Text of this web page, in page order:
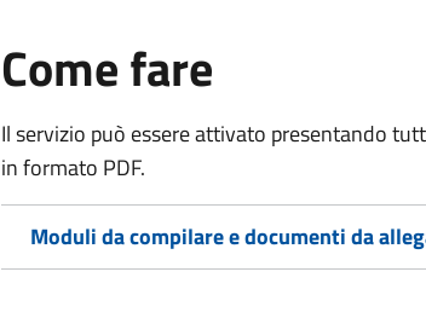
Come fare
Il servizio può essere attivato presentando
in formato PDF.
Moduli da compilare e documenti da